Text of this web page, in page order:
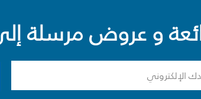
و عروض مرسلة